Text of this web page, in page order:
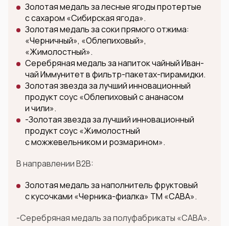
Золотая медаль за лесные ягоды протертые
с сахаром «Сибирская ягода».
Золотая медаль за соки прямого отжима:
«Черничный», «Облепиховый»,
«Жимолостный».
Серебряная медаль за напиток чайный Иван-
чай Иммунитет в фильтр-пакетах-пирамидки.
Золотая звезда за лучший инновационный
продукт соус «Облепиховый с ананасом
и чили».
-Золотая звезда за лучший инновационный
продукт соус «Жимолостный
с можжевельником и розмарином».
В направлении B2B:
Золотая медаль за наполнитель фруктовый
с кусочками «Черника-фиалка» ТМ «САВА».
-Серебряная медаль за полуфабрикаты «САВА».